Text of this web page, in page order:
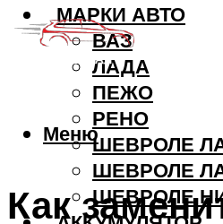
МАРКИ АВТО
ВАЗ
ЛАДА
ПЕЖО
РЕНО
ШЕВРОЛЕ
ШЕВРОЛЕ
ШЕВРОЛЕ
Меню
Как